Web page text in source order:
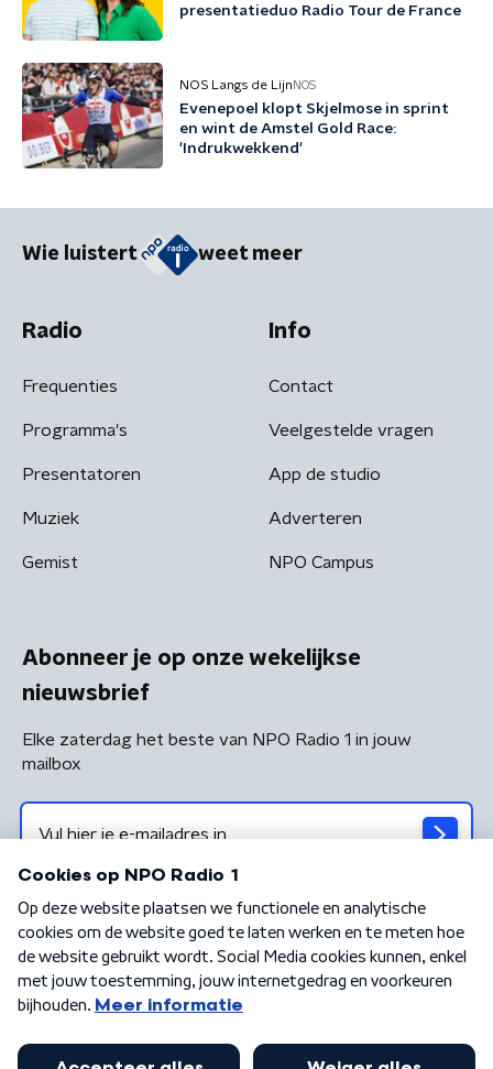
presentatieduo Radio Tour de France
NOS Langs de Lijn NOS
Evenepoel klopt Skjelmose in sprint
en wint de Amstel Gold Race:
'Indrukwekkend'
Wie luistert weet meer
Radio
Frequenties
Programma's
Presentatoren
Muziek
Gemist
Info
Contact
Veelgestelde vragen
App de studio
Adverteren
NPO Campus
Abonneer je op onze wekelijkse
nieuwsbrief
Elke zaterdag het beste van NPO Radio 1 in jouw
mailbox
Algemene voorwaarden